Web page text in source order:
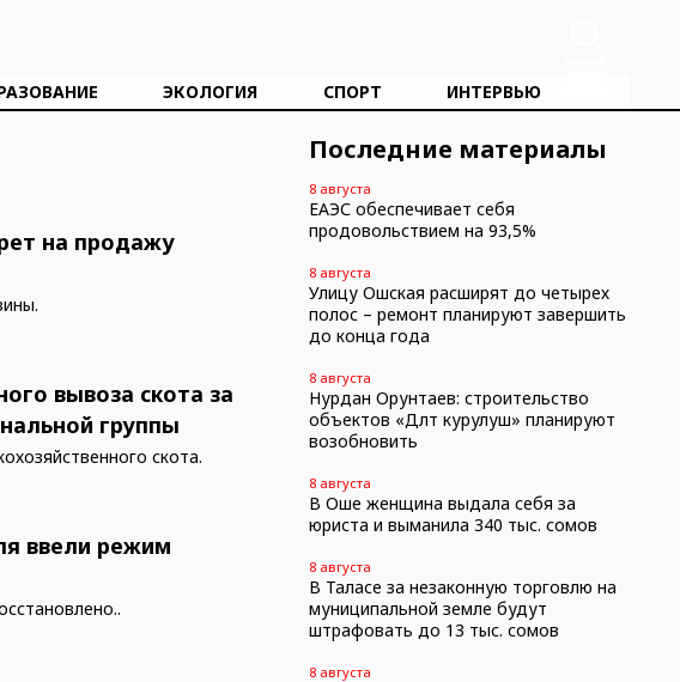
ЭКОЛОГИЯ СПОРТ ИНТЕРВЬЮ
на продажу
вывоза скота за
группы
скота.
ввели режим
Последние материалы
8 августа
ЕАЭС обеспечивает себя
продовольствием на 93,5%
8 августа
Улицу Ошская расширят до четырех
полос – ремонт планируют завершить
до конца года
8 августа
Нурдан Орунтаев: строительство
объектов «Дөөлөт курулуш» планируют
возобновить
8 августа
В Оше женщина выдала себя за
юриста и выманила 340 тыс. сомов
8 августа
В Таласе за незаконную торговлю на
муниципальной земле будут
штрафовать до 13 тыс. сомов
8 августа